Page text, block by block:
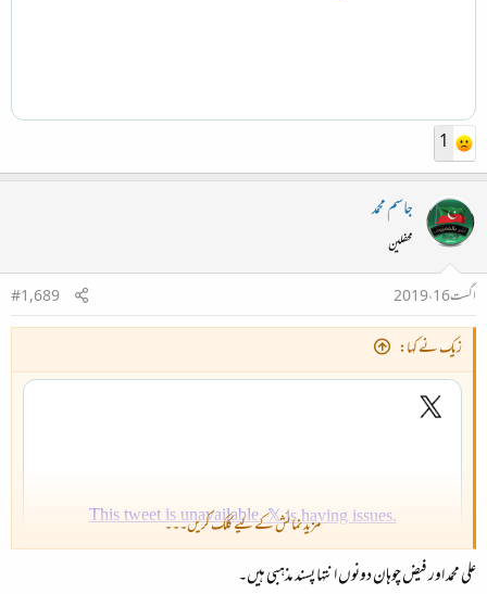
1
جاسم محمد
محفلین
اگست 16، 2019
#1,689
زیک نے کہا:
مزید نمائش کے لیے کلک کریں۔۔۔
علی محمد اور فیض چوہان دونوں انتہا پسند مذہبی ہیں۔